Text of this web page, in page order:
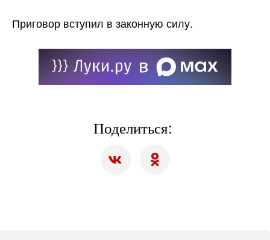
Приговор вступил в законную силу.
Поделиться: